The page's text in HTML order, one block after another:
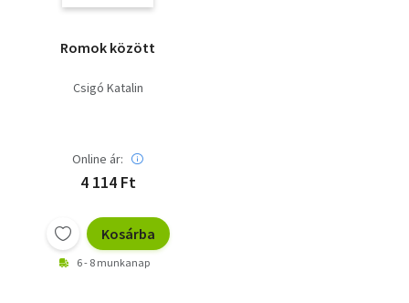
Romok között
Csigó Katalin
Online ár:
4 114 Ft
Kosárba
6 - 8 munkanap